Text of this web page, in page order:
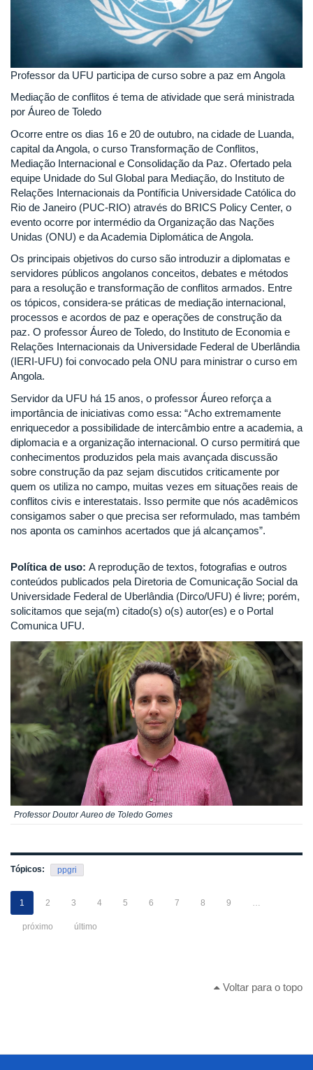
Professor da UFU participa de curso sobre a paz em Angola
Mediação de conflitos é tema de atividade que será ministrada
por Áureo de Toledo
Ocorre entre os dias 16 e 20 de outubro, na cidade de Luanda,
capital da Angola, o curso Transformação de Conflitos,
Mediação Internacional e Consolidação da Paz. Ofertado pela
equipe Unidade do Sul Global para Mediação, do Instituto de
Relações Internacionais da Pontíficia Universidade Católica do
Rio de Janeiro (PUC-RIO) através do BRICS Policy Center, o
evento ocorre por intermédio da Organização das Nações
Unidas (ONU) e da Academia Diplomática de Angola.
Os principais objetivos do curso são introduzir a diplomatas e
servidores públicos angolanos conceitos, debates e métodos
para a resolução e transformação de conflitos armados. Entre
os tópicos, considera-se práticas de mediação internacional,
processos e acordos de paz e operações de construção da
paz. O professor Áureo de Toledo, do Instituto de Economia e
Relações Internacionais da Universidade Federal de Uberlândia
(IERI-UFU) foi convocado pela ONU para ministrar o curso em
Angola.
Servidor da UFU há 15 anos, o professor Áureo reforça a
importância de iniciativas como essa: “Acho extremamente
enriquecedor a possibilidade de intercâmbio entre a academia, a
diplomacia e a organização internacional. O curso permitirá que
conhecimentos produzidos pela mais avançada discussão
sobre construção da paz sejam discutidos criticamente por
quem os utiliza no campo, muitas vezes em situações reais de
conflitos civis e interestatais. Isso permite que nós acadêmicos
consigamos saber o que precisa ser reformulado, mas também
nos aponta os caminhos acertados que já alcançamos”.
Política de uso: A reprodução de textos, fotografias e outros
conteúdos publicados pela Diretoria de Comunicação Social da
Universidade Federal de Uberlândia (Dirco/UFU) é livre; porém,
solicitamos que seja(m) citado(s) o(s) autor(es) e o Portal
Comunica UFU.
Professor Doutor Aureo de Toledo Gomes
Tópicos: ppgri
1 2 3 4 5 6 7 8 9 …
próximo último
Voltar para o topo